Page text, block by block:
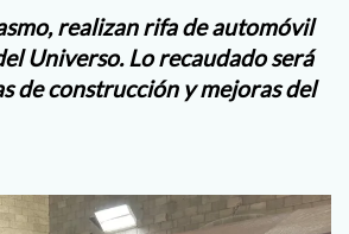
realizan rifa de automóvil
Universo. Lo recaudado será
de construcción y mejoras del